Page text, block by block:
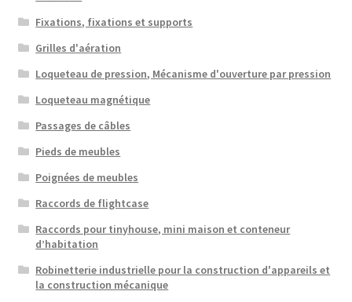
Fixations, fixations et supports
Grilles d'aération
Loqueteau de pression, Mécanisme d'ouverture par pression
Loqueteau magnétique
Passages de câbles
Pieds de meubles
Poignées de meubles
Raccords de flightcase
Raccords pour tinyhouse, mini maison et conteneur
d’habitation
Robinetterie industrielle pour la construction d'appareils et
la construction mécanique